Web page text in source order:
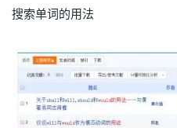
搜索单词的用法